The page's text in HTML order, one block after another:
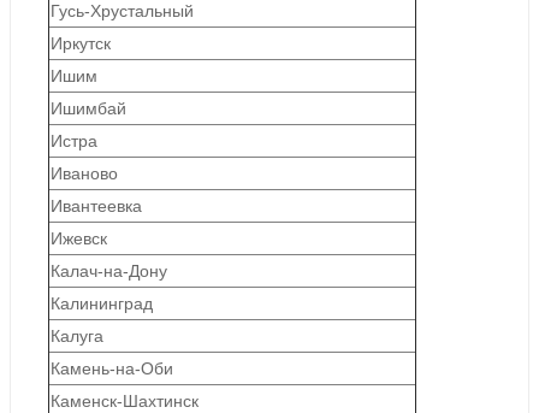
Гусь-Хрустальный
Иркутск
Ишим
Ишимбай
Истра
Иваново
Ивантеевка
Ижевск
Калач-на-Дону
Калининград
Калуга
Камень-на-Оби
Каменск-Шахтинск